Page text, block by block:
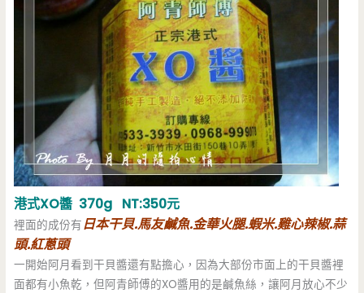
港式XO醬 370g NT:350元
裡面的成份有日本干貝.馬友鹹魚.金華火腿.蝦米.雞心辣椒.蒜
頭.紅蔥頭
一開始阿月看到干貝醬還有點擔心，因為大部份市面上的干貝醬裡
面都有小魚乾，但阿青師傅的XO醬用的是鹹魚絲，讓阿月放心不少